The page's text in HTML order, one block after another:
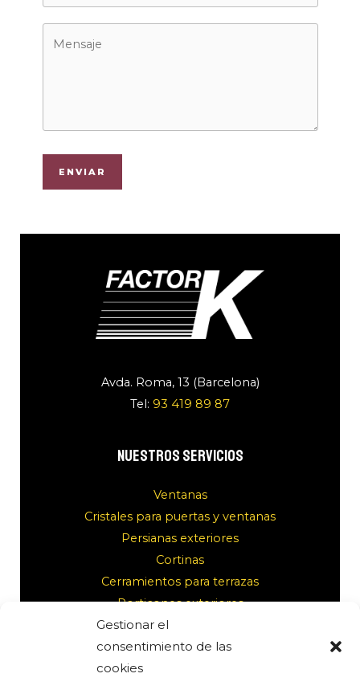
Gestionar el
consentimiento de las
cookies
ENVIAR
Avda. Roma, 13 (Barcelona)
Tel: 93 419 89 87
Nuestros servicios
Ventanas
Cristales para puertas y ventanas
Persianas exteriores
Cortinas
Cerramientos para terrazas
Porticones exteriores
Servicios de instalación
Legal